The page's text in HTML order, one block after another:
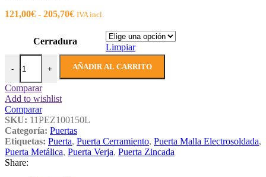
hasta
121,00€ - 205,70€Rango
desde
121,00€
hasta
205,70€
IVA incl.
Cerradura
Limpiar
-
Puerta Zincada con Malla Electrosoldada de 1,00 x 1,50 m.Alt.
+ AÑADIR AL CARRITO
Comparar
Add to wishlist
Comparar
SKU: 11PEZ100150L
Categoría: Puertas
Etiquetas: Puerta, Puerta Cerramiento, Puerta Malla Electrosoldada,
Puerta Metálica, Puerta Verja, Puerta Zincada
Share: